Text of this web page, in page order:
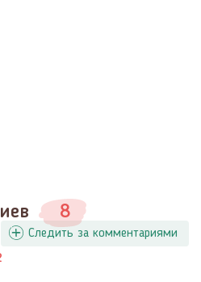
8
Следить за комментариями